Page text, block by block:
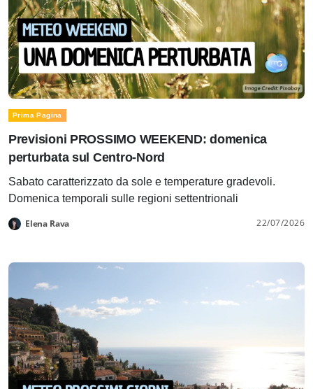
Prima Pagina
Previsioni PROSSIMO WEEKEND: domenica
perturbata sul Centro-Nord
Sabato caratterizzato da sole e temperature gradevoli.
Domenica temporali sulle regioni settentrionali
Elena Rava 22/07/2026